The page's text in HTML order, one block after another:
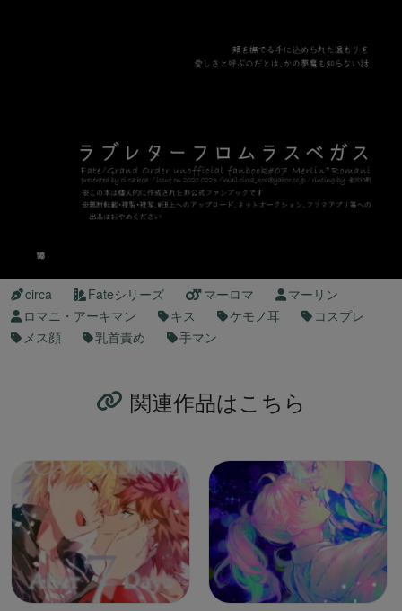
circa Fateシリーズ マーロマ
マーリン
ロマニ・アーキマン
キス ケモノ耳
コスプレ
メス顔
乳首責め 手マン
関連作品はこちら